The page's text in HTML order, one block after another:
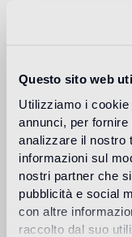
Questo sito web
Utilizziamo i
annunci, per
analizzare il nostro
informazioni sul
nostri partner che
pubblicità e social
con altre
raccolto dal suo
Carlo Dal Bianco,
Lire plus
Utilisation
Sol intérieur
sol à trafic piétonnier